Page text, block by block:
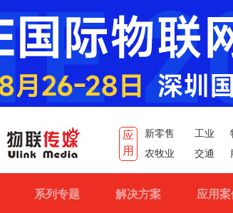
应
用
新零售 工业
农牧业
交通
系列专题 解决方案 应用案